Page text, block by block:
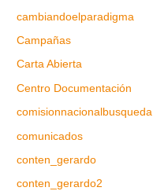
cambiandoelparadigma
Campañas
Carta Abierta
Centro Documentación
comisionnacionalbusqueda
comunicados
conten_gerardo
conten_gerardo2